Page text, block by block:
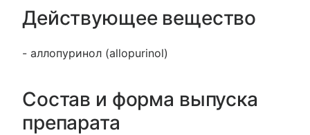
Действующее вещество
- аллопуринол (allopurinol)
Состав и форма выпуска
препарата